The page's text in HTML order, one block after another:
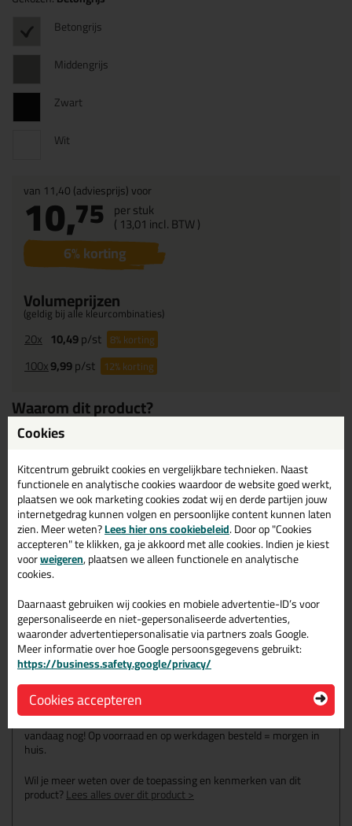
Betongrijs
Middengrijs
Zwart
Wit
van 11,40(adviesprijs) voor
10,75 per stuk
( 13,01 incl. BTW )
6% korting
Volumeprijzen
(geldig bij alle kleurcombinaties)
20x 10,49p/st 8%korting
100x9,99p/st 12%korting
Waarom dit product?
Met5 sterren
Afvalwater geschikt
Beloopbaar
Verbeterde versie van de Sikaflex Pro-3
Omschrijving Video Specificaties Reviews (5)
Sikaflex Pro-3 Purform
600ml in Betongrijs
Zoek je kit in een specifieke kleur? Gevonden! Deze vloerkit
Sikaflex Pro-3 Purform 600ml in de kleur Betongrijs is te
gebruiken voor verschillende toepassingen. Een duurzame en
veelzijdige kit welke makkelijk te verwerken is. Perfect als je een
bijpassende kleur zoekt met gegarandeerd een topresultaat.
Bestel de Sikaflex Pro-3 Purform 600ml in kleur Betongrijs
vandaag nog! Op voorraad en op werkdagen besteld = morgen in
huis.
Wil je meer weten over de toepassing en kenmerken van dit
product?Lees alles over dit product >
Cookies
Kitcentrum gebruikt cookies en vergelijkbare technieken. Naast
functionele en analytische cookies waardoor de website goed werkt,
plaatsen we ook marketing cookies zodat wij en derde partijen jouw
internetgedrag kunnen volgen en persoonlijke content kunnen laten
zien. Meer weten?Lees hier ons cookiebeleid. Door op "Cookies
accepteren" te klikken, ga je akkoord met alle cookies. Indien je kiest
voorweigeren, plaatsen we alleen functionele en analytische
cookies.
Daarnaast gebruiken wij cookies en mobiele advertentie-ID’s voor
gepersonaliseerde en niet-gepersonaliseerde advertenties,
waaronder advertentiepersonalisatie via partners zoals Google.
Meer informatie over hoe Google persoonsgegevens gebruikt:
https://business.safety.google/privacy/
Cookies accepteren